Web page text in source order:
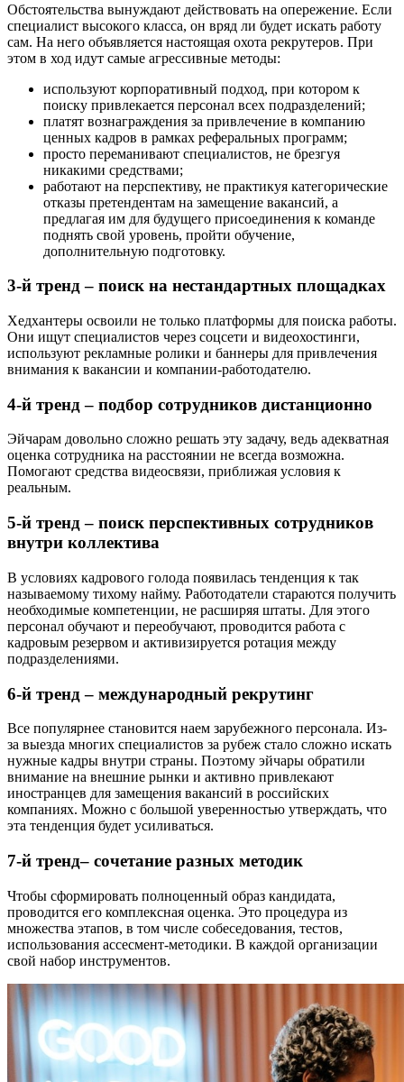
Обстоятельства вынуждают действовать на опережение. Если
специалист высокого класса, он вряд ли будет искать работу
сам. На него объявляется настоящая охота рекрутеров. При
этом в ход идут самые агрессивные методы:
используют корпоративный подход, при котором к
поиску привлекается персонал всех подразделений;
платят вознаграждения за привлечение в компанию
ценных кадров в рамках реферальных программ;
просто переманивают специалистов, не брезгуя
никакими средствами;
работают на перспективу, не практикуя категорические
отказы претендентам на замещение вакансий, а
предлагая им для будущего присоединения к команде
поднять свой уровень, пройти обучение,
дополнительную подготовку.
3-й тренд – поиск на нестандартных площадках
Хедхантеры освоили не только платформы для поиска работы.
Они ищут специалистов через соцсети и видеохостинги,
используют рекламные ролики и баннеры для привлечения
внимания к вакансии и компании-работодателю.
4-й тренд – подбор сотрудников дистанционно
Эйчарам довольно сложно решать эту задачу, ведь адекватная
оценка сотрудника на расстоянии не всегда возможна.
Помогают средства видеосвязи, приближая условия к
реальным.
5-й тренд – поиск перспективных сотрудников
внутри коллектива
В условиях кадрового голода появилась тенденция к так
называемому тихому найму. Работодатели стараются получить
необходимые компетенции, не расширяя штаты. Для этого
персонал обучают и переобучают, проводится работа с
кадровым резервом и активизируется ротация между
подразделениями.
6-й тренд – международный рекрутинг
Все популярнее становится наем зарубежного персонала. Из-
за выезда многих специалистов за рубеж стало сложно искать
нужные кадры внутри страны. Поэтому эйчары обратили
внимание на внешние рынки и активно привлекают
иностранцев для замещения вакансий в российских
компаниях. Можно с большой уверенностью утверждать, что
эта тенденция будет усиливаться.
7-й тренд– сочетание разных методик
Чтобы сформировать полноценный образ кандидата,
проводится его комплексная оценка. Это процедура из
множества этапов, в том числе собеседования, тестов,
использования ассесмент-методики. В каждой организации
свой набор инструментов.